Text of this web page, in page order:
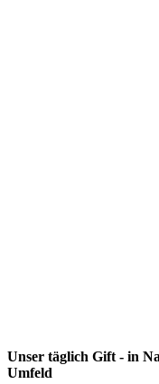
Unser täglich Gift - in
Umfeld